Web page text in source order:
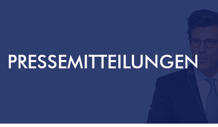
PRESSEMITTEILUNGEN